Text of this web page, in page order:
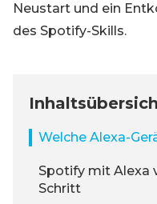
Neustart und ein
des Spotify-Skills.
Welche Alexa-
Spotify mit Alexa
Schritt